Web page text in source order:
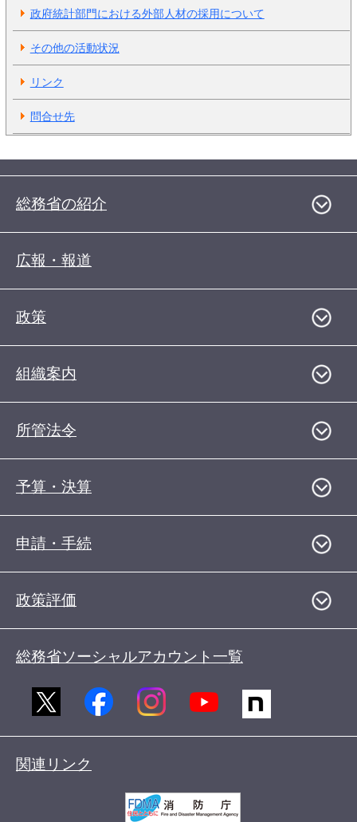
政府統計部門における外部人材の採用について
その他の活動状況
リンク
問合せ先
総務省の紹介
広報・報道
政策
組織案内
所管法令
予算・決算
申請・手続
政策評価
総務省ソーシャルアカウント一覧
関連リンク